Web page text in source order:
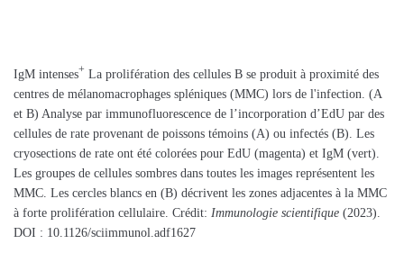
IgM intenses+ La prolifération des cellules B se produit à proximité des
centres de mélanomacrophages spléniques (MMC) lors de l'infection. (A
et B) Analyse par immunofluorescence de l’incorporation d’EdU par des
cellules de rate provenant de poissons témoins (A) ou infectés (B). Les
cryosections de rate ont été colorées pour EdU (magenta) et IgM (vert).
Les groupes de cellules sombres dans toutes les images représentent les
MMC. Les cercles blancs en (B) décrivent les zones adjacentes à la MMC
à forte prolifération cellulaire. Crédit: Immunologie scientifique (2023).
DOI : 10.1126/sciimmunol.adf1627